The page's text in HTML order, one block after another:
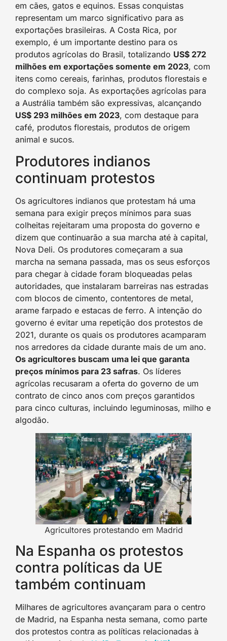
em cães, gatos e equinos. Essas conquistas
representam um marco significativo para as
exportações brasileiras. A Costa Rica, por
exemplo, é um importante destino para os
produtos agrícolas do Brasil, totalizando US$ 272
milhões em exportações somente em 2023, com
itens como cereais, farinhas, produtos florestais e
do complexo soja. As exportações agrícolas para
a Austrália também são expressivas, alcançando
US$ 293 milhões em 2023, com destaque para
café, produtos florestais, produtos de origem
animal e sucos.
Produtores indianos
continuam protestos
Os agricultores indianos que protestam há uma
semana para exigir preços mínimos para suas
colheitas rejeitaram uma proposta do governo e
dizem que continuarão a sua marcha até à capital,
Nova Deli. Os produtores começaram a sua
marcha na semana passada, mas os seus esforços
para chegar à cidade foram bloqueadas pelas
autoridades, que instalaram barreiras nas estradas
com blocos de cimento, contentores de metal,
arame farpado e estacas de ferro. A intenção do
governo é evitar uma repetição dos protestos de
2021, durante os quais os produtores acamparam
nos arredores da cidade durante mais de um ano.
Os agricultores buscam uma lei que garanta
preços mínimos para 23 safras. Os líderes
agrícolas recusaram a oferta do governo de um
contrato de cinco anos com preços garantidos
para cinco culturas, incluindo leguminosas, milho e
algodão.
Agricultores protestando em Madrid
Na Espanha os protestos
contra políticas da UE
também continuam
Milhares de agricultores avançaram para o centro
de Madrid, na Espanha nesta semana, como parte
dos protestos contra as políticas relacionadas à